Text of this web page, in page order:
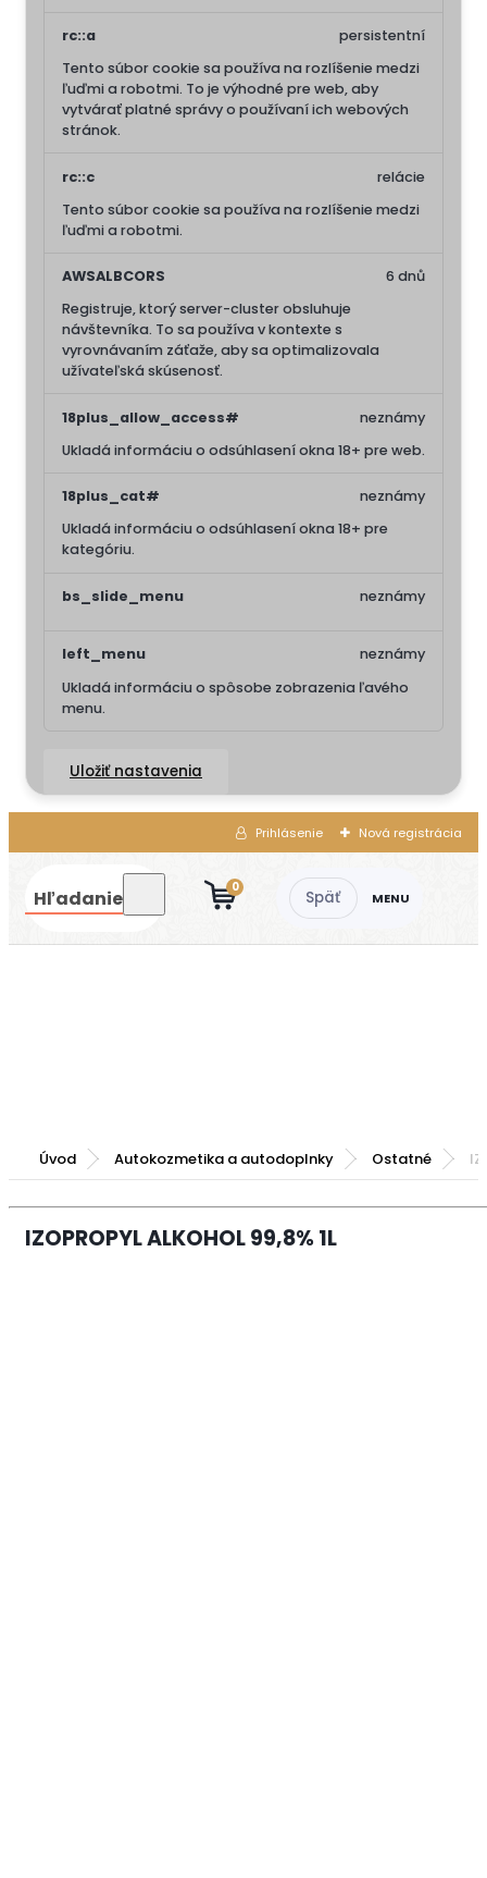
rc::a
Tento súbor cookie sa používa na rozlíšenie medzi
ľuďmi a robotmi. To je výhodné pre web, aby
vytvárať platné správy o používaní ich webových
stránok.
persistentní
rc::c
Tento súbor cookie sa používa na rozlíšenie medzi
ľuďmi a robotmi.
relácie
AWSALBCORS
Registruje, ktorý server-cluster obsluhuje
návštevníka. To sa používa v kontexte s
vyrovnávaním záťaže, aby sa optimalizovala
užívateľská skúsenosť.
6 dnů
18plus_allow_access#
Ukladá informáciu o odsúhlasení okna 18+ pre web.
neznámy
18plus_cat#
Ukladá informáciu o odsúhlasení okna 18+ pre
kategóriu.
neznámy
bs_slide_menu neznámy
left_menu
Ukladá informáciu o spôsobe zobrazenia ľavého
menu.
neznámy
Uložiť nastavenia
Prihlásenie Nová registrácia
Hľadanie 0
Úvod Autokozmetika a autodoplnky Ostatné
IZOPROPYL ALKOHOL 99,8% 1L